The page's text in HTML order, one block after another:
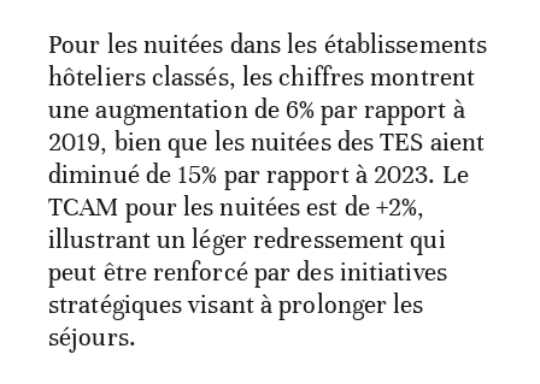
Pour les nuitées dans les établissements
hôteliers classés, les chiffres montrent
une augmentation de 6% par rapport à
2019, bien que les nuitées des TES aient
diminué de 15% par rapport à 2023. Le
TCAM pour les nuitées est de +2%,
illustrant un léger redressement qui
peut être renforcé par des initiatives
stratégiques visant à prolonger les
séjours.